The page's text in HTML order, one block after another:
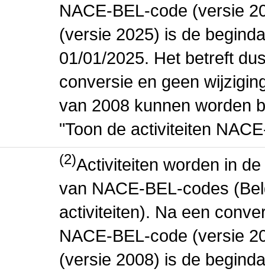
NACE-BEL-code (versie
(versie 2025) is de
01/01/2025. Het betreft
conversie en geen
van 2008 kunnen worden
"Toon de activiteiten
(2)Activiteiten worden in
van NACE-BEL-codes
activiteiten). Na een
NACE-BEL-code (versie
(versie 2008) is de